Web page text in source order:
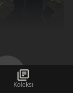
Koleksi